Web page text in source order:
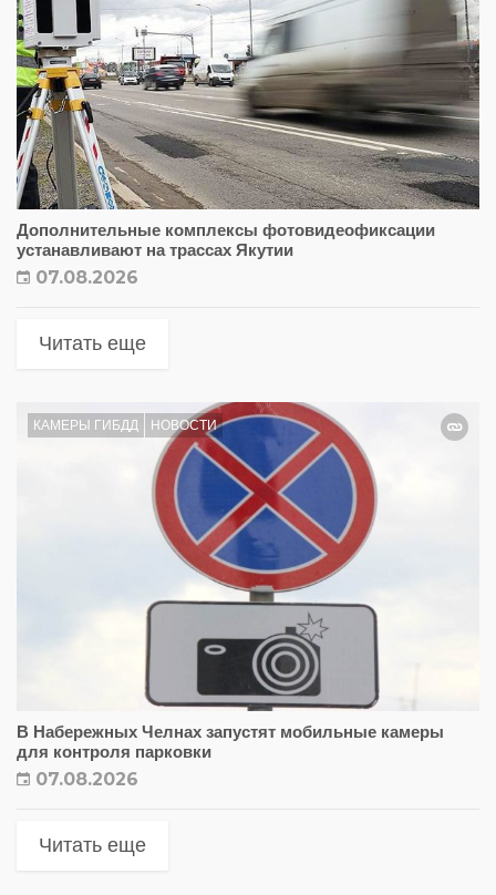
Дополнительные комплексы фотовидеофиксации
устанавливают на трассах Якутии
07.08.2026
Читать еще
КАМЕРЫ ГИБДД НОВОСТИ
В Набережных Челнах запустят мобильные камеры
для контроля парковки
07.08.2026
Читать еще